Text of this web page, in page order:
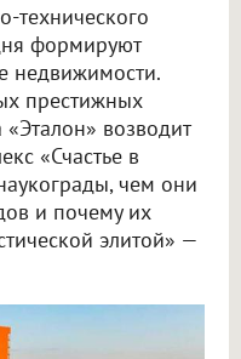
технического
формируют
недвижимости.
престижных
возводит
«Счастье в
чем они
и почему их
элитой» —